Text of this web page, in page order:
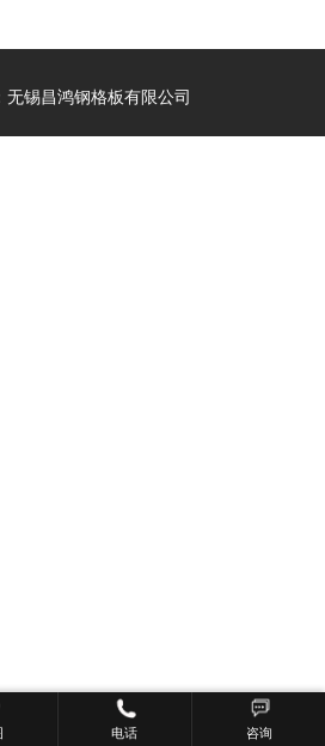
无锡昌鸿钢格板有限公司
电话 咨询